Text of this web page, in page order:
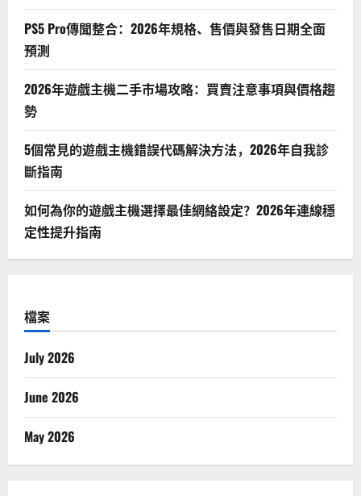
PS5 Pro傳聞整合：2026年規格、售價與發售日期全面
預測
2026年遊戲主機二手市場攻略：買賣注意事項與價格趨
勢
5個常見的遊戲主機錯誤代碼解決方法，2026年自我診
斷指南
如何為你的遊戲主機選擇最佳網絡設定？2026年連線穩
定性提升指南
檔案
July 2026
June 2026
May 2026